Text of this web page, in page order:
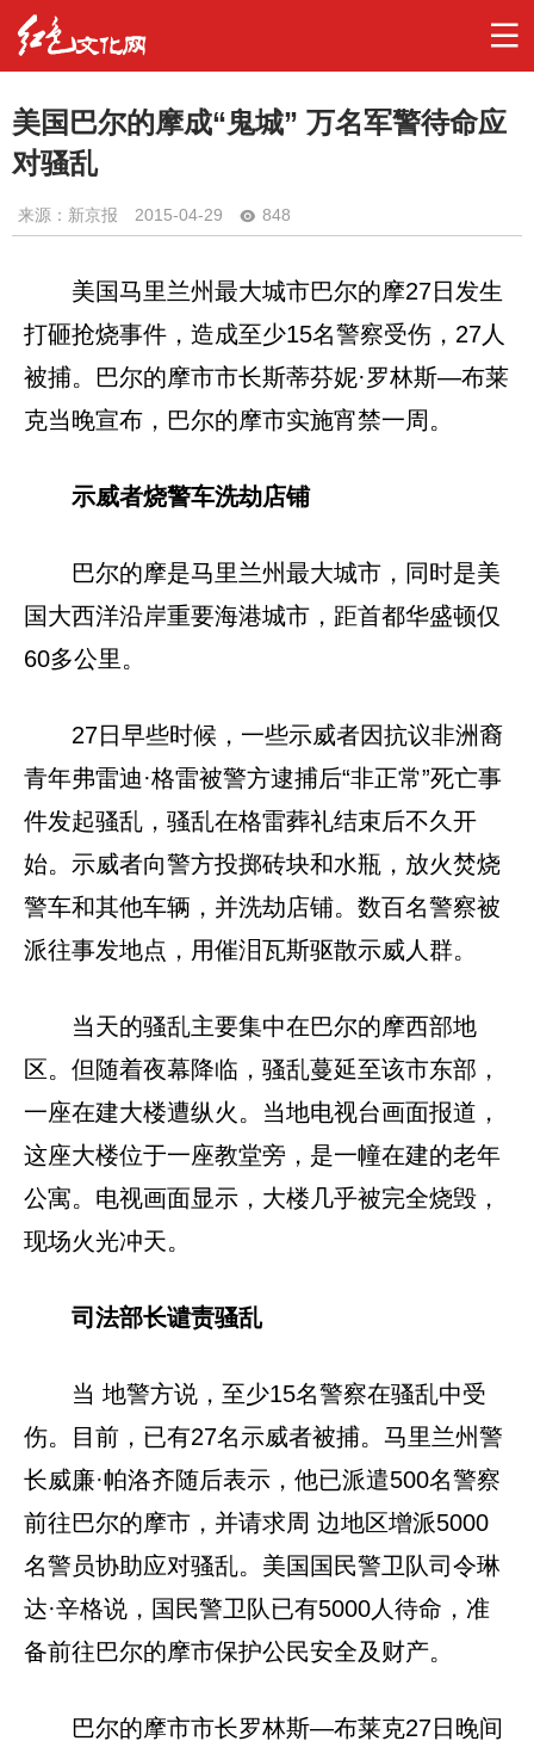
美国巴尔的摩成“鬼城” 万名军警待命应
对骚乱
来源：新京报 2015-04-29 848
美国马里兰州最大城市巴尔的摩27日发生
打砸抢烧事件，造成至少15名警察受伤，27人
被捕。巴尔的摩市市长斯蒂芬妮·罗林斯—布莱
克当晚宣布，巴尔的摩市实施宵禁一周。
示威者烧警车洗劫店铺
巴尔的摩是马里兰州最大城市，同时是美
国大西洋沿岸重要海港城市，距首都华盛顿仅
60多公里。
27日早些时候，一些示威者因抗议非洲裔
青年弗雷迪·格雷被警方逮捕后“非正常”死亡事
件发起骚乱，骚乱在格雷葬礼结束后不久开
始。示威者向警方投掷砖块和水瓶，放火焚烧
警车和其他车辆，并洗劫店铺。数百名警察被
派往事发地点，用催泪瓦斯驱散示威人群。
当天的骚乱主要集中在巴尔的摩西部地
区。但随着夜幕降临，骚乱蔓延至该市东部，
一座在建大楼遭纵火。当地电视台画面报道，
这座大楼位于一座教堂旁，是一幢在建的老年
公寓。电视画面显示，大楼几乎被完全烧毁，
现场火光冲天。
司法部长谴责骚乱
当 地警方说，至少15名警察在骚乱中受
伤。目前，已有27名示威者被捕。马里兰州警
长威廉·帕洛齐随后表示，他已派遣500名警察
前往巴尔的摩市，并请求周 边地区增派5000
名警员协助应对骚乱。美国国民警卫队司令琳
达·辛格说，国民警卫队已有5000人待命，准
备前往巴尔的摩市保护公民安全及财产。
巴尔的摩市市长罗林斯—布莱克27日晚间